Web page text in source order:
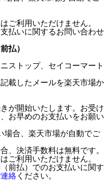
ご利用いただけません。
払いに関するお問い合わせ
払）
ストップ、セイコーマート
載したメールを楽天市場か
が開始いたします。お受け
お早めのお支払いをお願い
場合、楽天市場が自動でご
、決済手数料は無料です。
ご利用いただけません。
前払）でのお支払いに関す
絡 ください。